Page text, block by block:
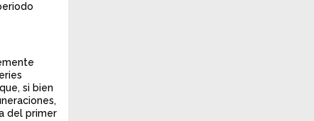
si bien
del primer